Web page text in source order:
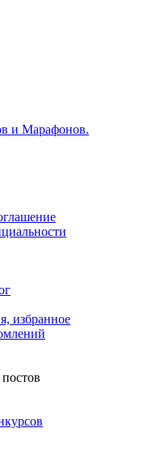
и Марафонов.
избранное